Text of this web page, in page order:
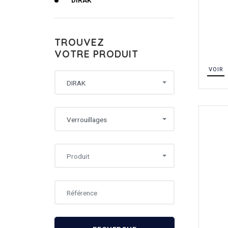
TROUVEZ
VOTRE PRODUIT
DIRAK
Verrouillages
Produit
VOIR